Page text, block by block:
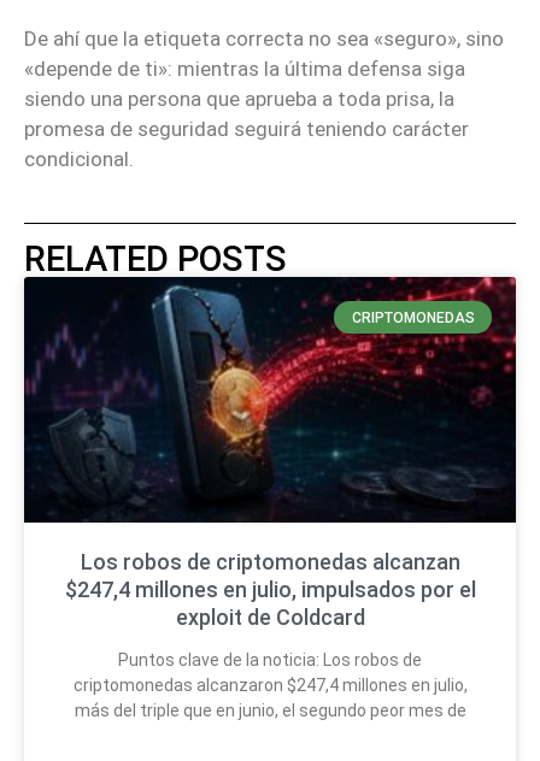
De ahí que la etiqueta correcta no sea «seguro», sino
«depende de ti»: mientras la última defensa siga
siendo una persona que aprueba a toda prisa, la
promesa de seguridad seguirá teniendo carácter
condicional.
RELATED POSTS
CRIPTOMONEDAS
Los robos de criptomonedas alcanzan
$247,4 millones en julio, impulsados por el
exploit de Coldcard
Puntos clave de la noticia: Los robos de
criptomonedas alcanzaron $247,4 millones en julio,
más del triple que en junio, el segundo peor mes de